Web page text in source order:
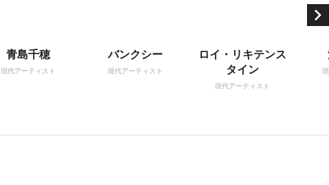
青島千穂
現代アーティスト
バンクシー
現代アーティスト
ロイ・リキテンス
タイン
現代アーティスト